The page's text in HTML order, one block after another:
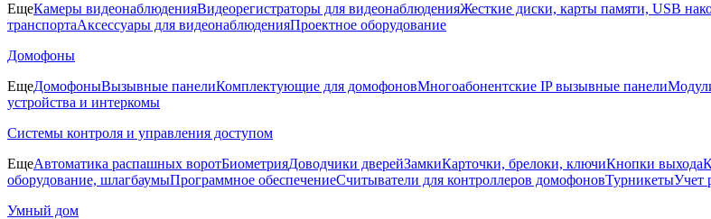
ЕщеКамеры видеонаблюденияВидеорегистраторы для видеонаблюденияЖесткие диски, карты памяти, USB
транспортаАксессуары для видеонаблюденияПроектное оборудование
Домофоны
ЕщеДомофоныВызывные панелиКомплектующие для домофоновМногоабонентские IP вызывные панели
устройства и интеркомы
Системы контроля и управления доступом
ЕщеАвтоматика распашных воротБиометрияДоводчики дверейЗамкиКарточки, брелоки, ключиКнопки выхода
оборудование, шлагбаумыПрограммное обеспечениеСчитыватели для контроллеров домофоновТурникетыУчет
Умный дом